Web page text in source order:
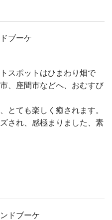
ブーケ
スポットはひまわり畑で
、座間市などへ、おむすび
とても楽しく癒されます。
され、感極まりました、素
ドブーケ